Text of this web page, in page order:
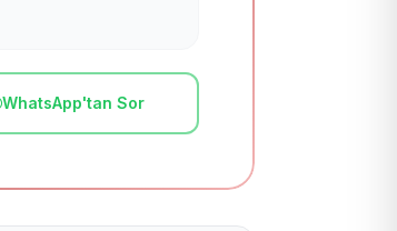
WhatsApp'tan Sor